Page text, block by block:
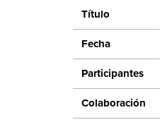
Título
Fecha
Participantes
Colaboración